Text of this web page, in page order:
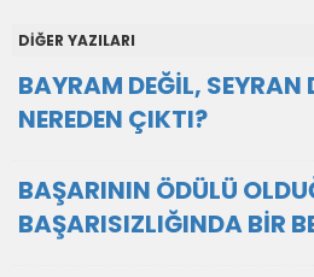
DİĞER YAZILARI
BAYRAM DEĞİL, SEYRAN
NEREDEN ÇIKTI?
BAŞARININ ÖDÜLÜ
BAŞARISIZLIĞINDA BİR